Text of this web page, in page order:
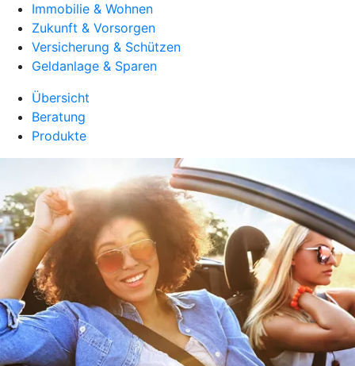
Immobilie & Wohnen
Zukunft & Vorsorgen
Versicherung & Schützen
Geldanlage & Sparen
Übersicht
Beratung
Produkte